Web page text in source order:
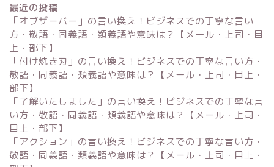
最近の投稿
「オブザーバー」の言い換え！ビジネスでの丁寧な言い
方・敬語・同義語・類義語や意味は？【メール・上司・目
上・部下】
「付け焼き刃」の言い換え！ビジネスでの丁寧な言い方・
敬語・同義語・類義語や意味は？【メール・上司・目上・
部下】
「了解いたしました」の言い換え！ビジネスでの丁寧な言
い方・敬語・同義語・類義語や意味は？【メール・上司・
目上・部下】
「アクション」の言い換え！ビジネスでの丁寧な言い方・
敬語・同義語・類義語や意味は？【メール・上司・目上・
Excel
単位変換・換算
科学・計算関連